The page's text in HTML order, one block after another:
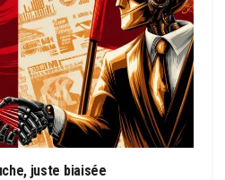
juste biaisée